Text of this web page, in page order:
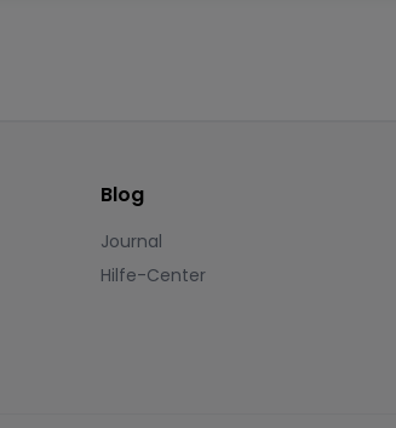
Blog
Journal
Hilfe-Center